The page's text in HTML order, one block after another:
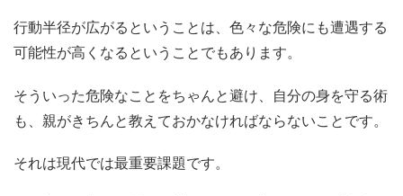
行動半径が広がるということは、色々な危険にも遭遇する
可能性が高くなるということでもあります。
そういった危険なことをちゃんと避け、自分の身を守る術
も、親がきちんと教えておかなければならないことです。
それは現代では最重要課題です。